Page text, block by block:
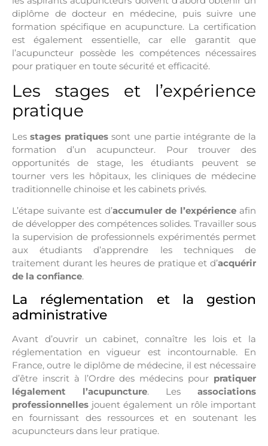
diplôme de docteur en médecine, puis suivre une
formation spécifique en acupuncture. La certification
est également essentielle, car elle garantit que
l’acupuncteur possède les compétences nécessaires
pour pratiquer en toute sécurité et efficacité.
Les stages et l’expérience
pratique
Lesstages pratiquessont une partie intégrante de la
formation d’un acupuncteur. Pour trouver des
opportunités de stage, les étudiants peuvent se
tourner vers les hôpitaux, les cliniques de médecine
traditionnelle chinoise et les cabinets privés.
L’étape suivante est d’accumuler de l’expérienceafin
de développer des compétences solides. Travailler sous
la supervision de professionnels expérimentés permet
aux étudiants d’apprendre les techniques de
traitement durant les heures de pratique et d’acquérir
de la confiance.
La réglementation et la gestion
administrative
Avant d’ouvrir un cabinet, connaître les lois et la
réglementation en vigueur est incontournable. En
France, outre le diplôme de médecine, il est nécessaire
d’être inscrit à l’Ordre des médecins pour pratiquer
légalement l’acupuncture. Les associations
professionnelles jouent également un rôle important
en fournissant des ressources et en soutenant les
acupuncteurs dans leur pratique.